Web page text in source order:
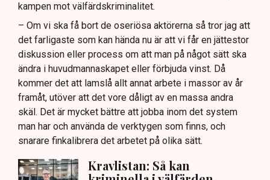
kampen mot välfärdskriminalitet.
– Om vi ska få bort de oseriösa aktörerna så tror jag att
det farligaste som kan hända nu är att vi får en jättestor
diskussion eller process om att man på något sätt ska
ändra i huvudmannaskapet eller förbjuda vinst. Då
kommer det att lamslå allt annat arbete i massor av år
framåt, utöver att det vore dåligt av en massa andra
skäl. Det är mycket bättre att jobba inom det system
man har och använda de verktygen som finns, och
snarare finkalibrera det arbetet på olika sätt.
Kravlistan: Så kan